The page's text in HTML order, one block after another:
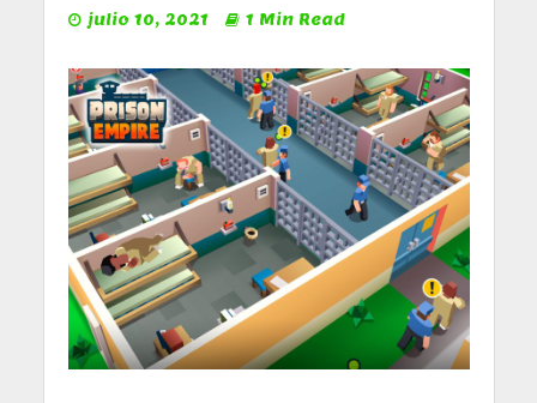
julio 10, 2021 1 Min Read